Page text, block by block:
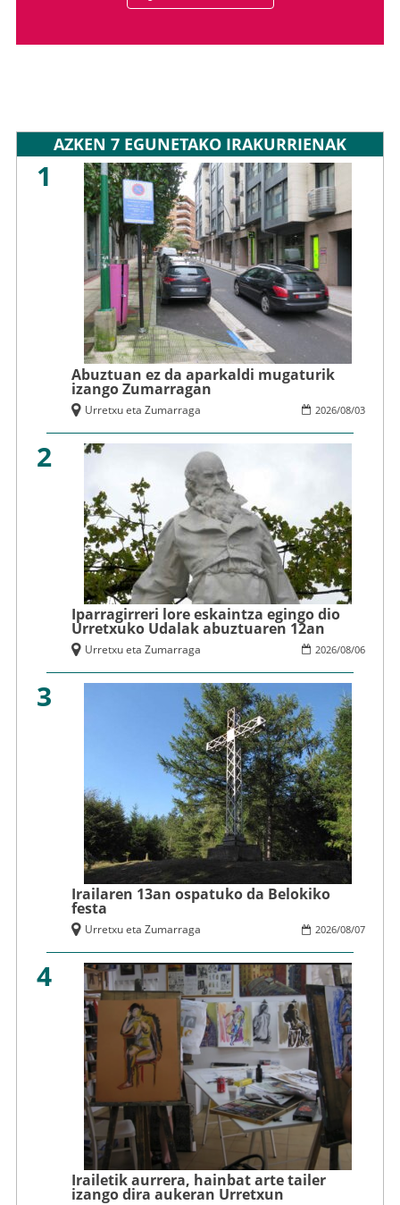
AZKEN 7 EGUNETAKO IRAKURRIENAK
1
Abuztuan ez da aparkaldi mugaturik
izango Zumarragan
2026/08/03
Urretxu eta Zumarraga
2
Iparragirreri lore eskaintza egingo dio
Urretxuko Udalak abuztuaren 12an
2026/08/06
Urretxu eta Zumarraga
3
Irailaren 13an ospatuko da Belokiko
festa
2026/08/07
Urretxu eta Zumarraga
4
Irailetik aurrera, hainbat arte tailer
izango dira aukeran Urretxun